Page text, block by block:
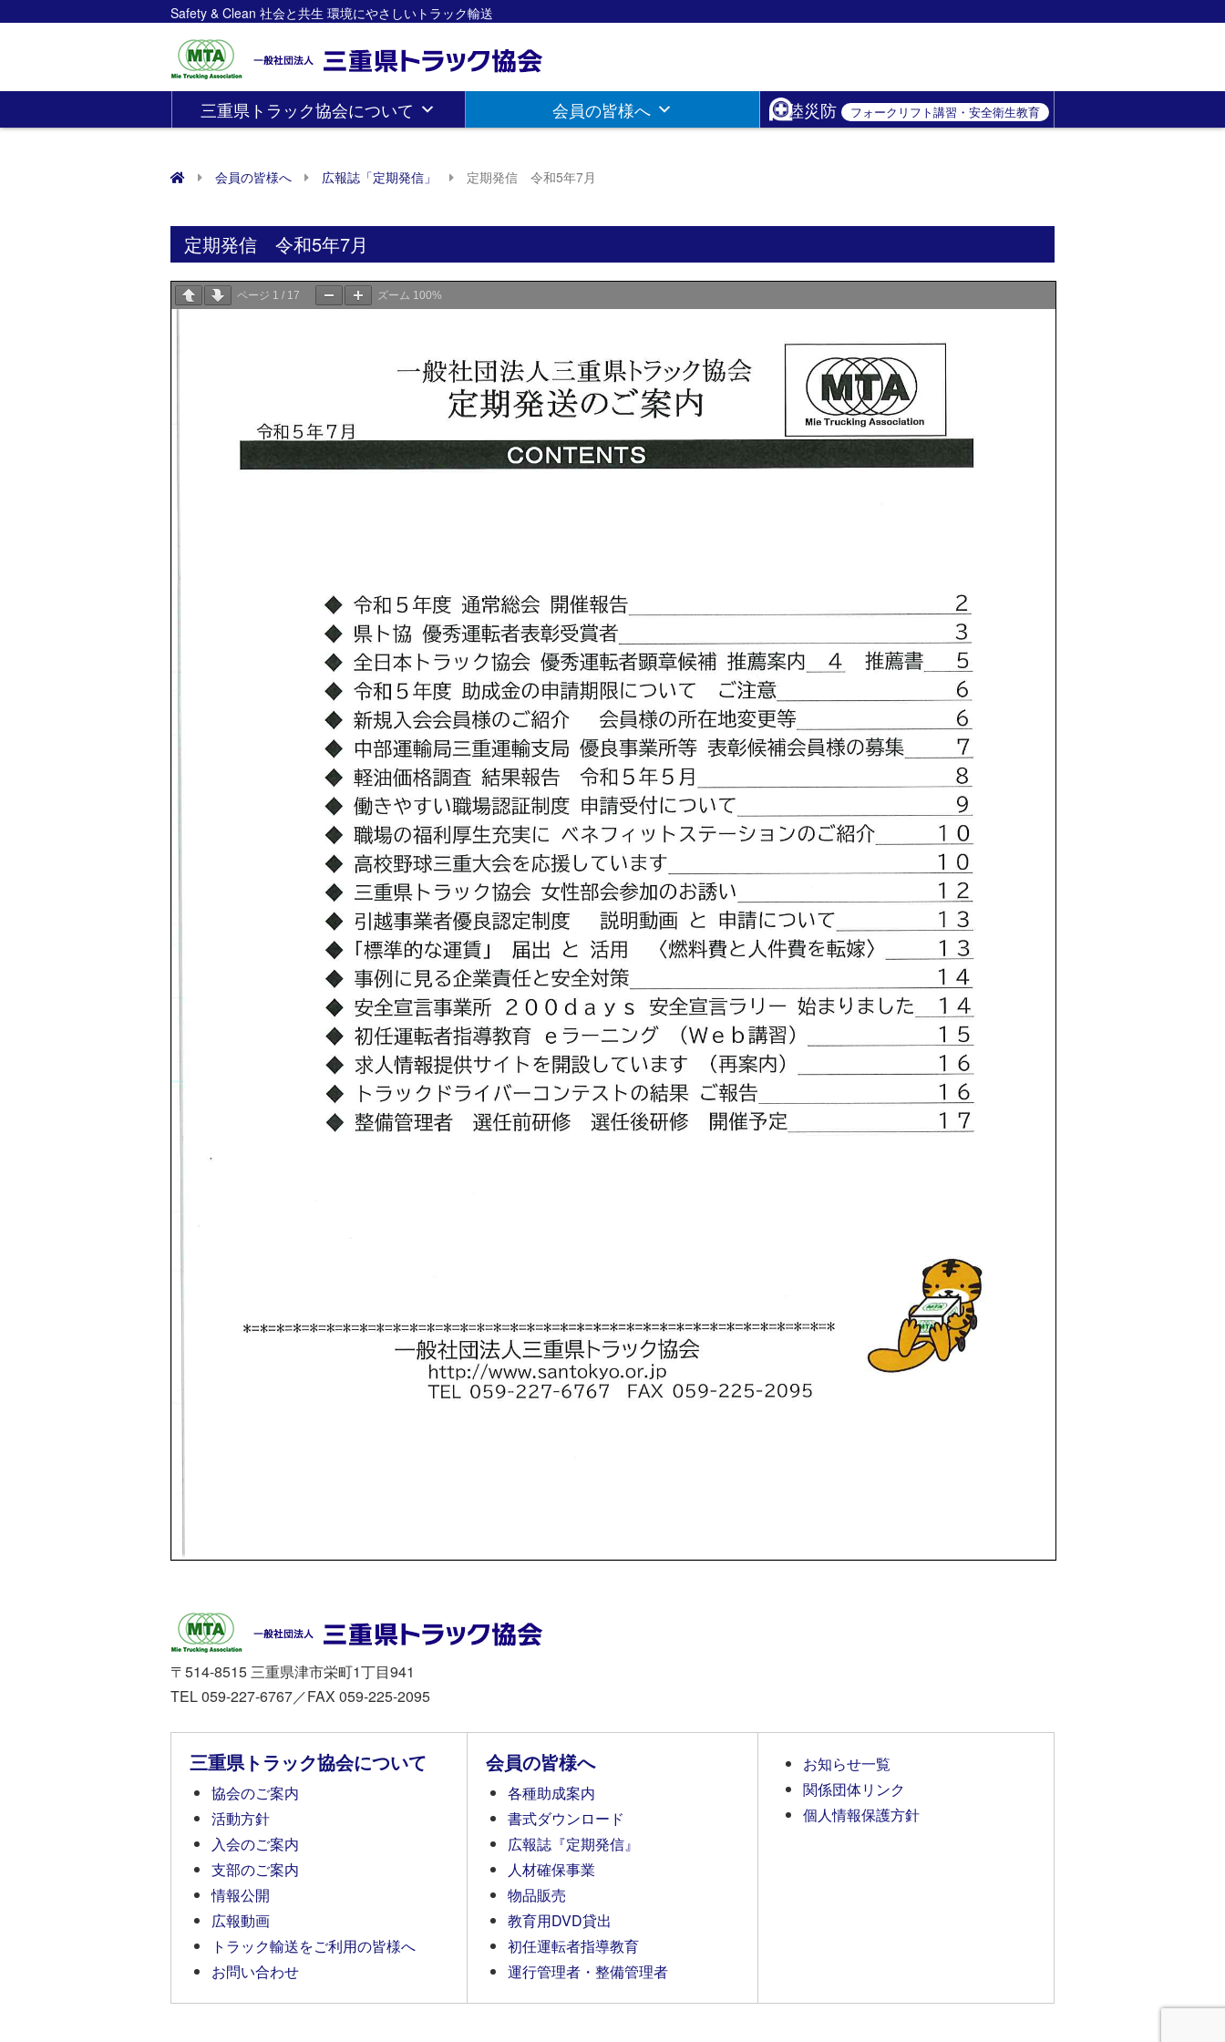
Safety & Clean 社会と共生 環境にやさしいトラック輸送
三重県トラック協会について 会員の皆様へ 陸災防 フォークリフト講習・安全衛生教育
会員の皆様へ 広報誌「定期発信」 定期発信 令和5年7月
定期発信 令和5年7月
ページ 1 / 17 ズーム 100%
〒514-8515 三重県津市栄町1丁目941
TEL 059-227-6767／FAX 059-225-2095
三重県トラック協会について
協会のご案内
活動方針
入会のご案内
支部のご案内
情報公開
広報動画
トラック輸送をご利用の皆様へ
お問い合わせ
会員の皆様へ
各種助成案内
書式ダウンロード
広報誌『定期発信』
人材確保事業
物品販売
教育用DVD貸出
初任運転者指導教育
運行管理者・整備管理者
お知らせ一覧
関係団体リンク
個人情報保護方針